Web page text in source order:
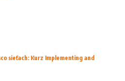
sieťach: Kurz Implementing and